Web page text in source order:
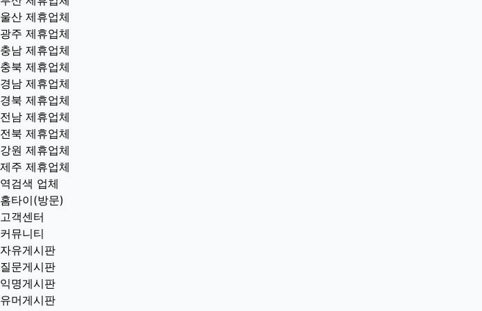
울산 제휴업체
광주 제휴업체
충남 제휴업체
충북 제휴업체
경남 제휴업체
경북 제휴업체
전남 제휴업체
전북 제휴업체
강원 제휴업체
제주 제휴업체
역검색 업체
홈타이(방문)
고객센터
커뮤니티
자유게시판
질문게시판
익명게시판
유머게시판